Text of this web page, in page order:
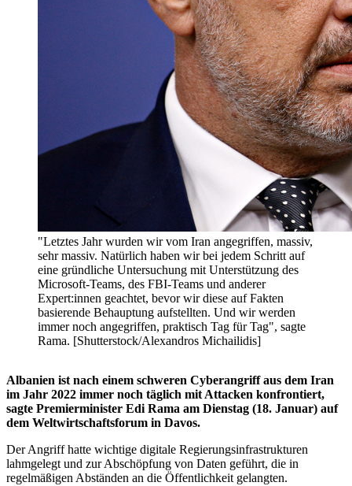
"Letztes Jahr wurden wir vom Iran angegriffen, massiv,
sehr massiv. Natürlich haben wir bei jedem Schritt auf
eine gründliche Untersuchung mit Unterstützung des
Microsoft-Teams, des FBI-Teams und anderer
Expert:innen geachtet, bevor wir diese auf Fakten
basierende Behauptung aufstellten. Und wir werden
immer noch angegriffen, praktisch Tag für Tag", sagte
Rama. [Shutterstock/Alexandros Michailidis]
Albanien ist nach einem schweren Cyberangriff aus dem Iran
im Jahr 2022 immer noch täglich mit Attacken konfrontiert,
sagte Premierminister Edi Rama am Dienstag (18. Januar) auf
dem Weltwirtschaftsforum in Davos.
Der Angriff hatte wichtige digitale Regierungsinfrastrukturen
lahmgelegt und zur Abschöpfung von Daten geführt, die in
regelmäßigen Abständen an die Öffentlichkeit gelangten.